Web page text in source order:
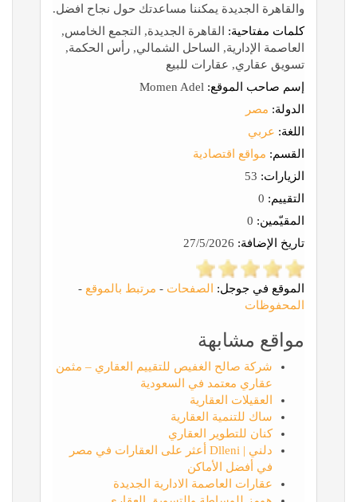
والقاهرة الجديدة يمكننا مساعدتك حول نجاح افضل.
كلمات مفتاحية: القاهرة الجديدة, التجمع الخامس,
العاصمة الإدارية, الساحل الشمالي, رأس الحكمة,
تسويق عقاري, عقارات للبيع
إسم صاحب الموقع:
الدولة: مصر
اللغة: عربي
القسم: مواقع اقتصادية
الزيارات:
التقييم:
المقيّمين:
تاريخ الإضافة:
الموقع في جوجل: الصفحات - مرتبط بالموقع -
المحفوظات
مواقع مشابهة
شركة صالح الغفيص للتقييم العقاري – مثمن
عقاري معتمد في السعودية
العقيلات العقارية
ساك للتنمية العقارية
كنان للتطوير العقاري
دلني | Dlleni أعثر على العقارات في مصر
في أفضل الأماكن
عقارات العاصمة الادارية الجديدة